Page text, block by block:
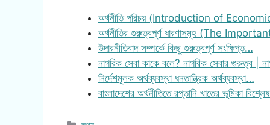
অর্থনীতি পরিচয় (Introduction of
অর্থনীতির গুরুত্বপূর্ণ ধারণাসমূহ (The
উদারনীতিবাদ সম্পর্কে কিছু গুরুত্বপূর্ণ সংক্ষিপ্ত…
নাগরিক সেবা কাকে বলে? নাগরিক সেবার গুরুত্ব |
নির্দেশমূলক অর্থব্যবস্থা ধনতান্ত্রিক অর্থব্যবস্থা…
বাংলাদেশের অর্থনীতিতে রপ্তানি খাতের ভূমিকা